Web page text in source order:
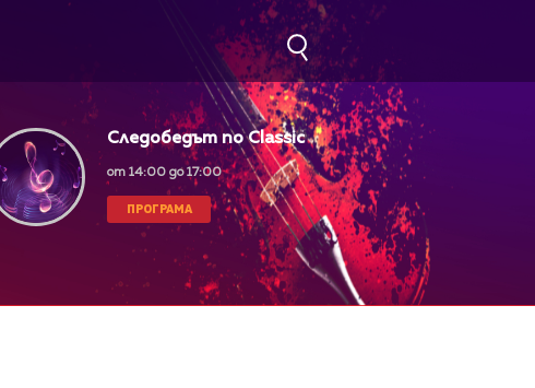
Следобедът по Classic
от 14:00 до 17:00
ПРОГРАМА